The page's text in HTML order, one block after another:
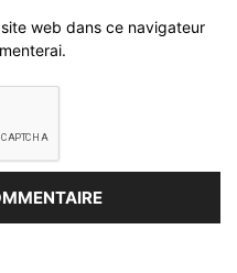
web dans ce navigateur